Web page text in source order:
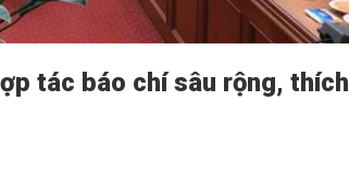
tác báo chí sâu rộng, thích